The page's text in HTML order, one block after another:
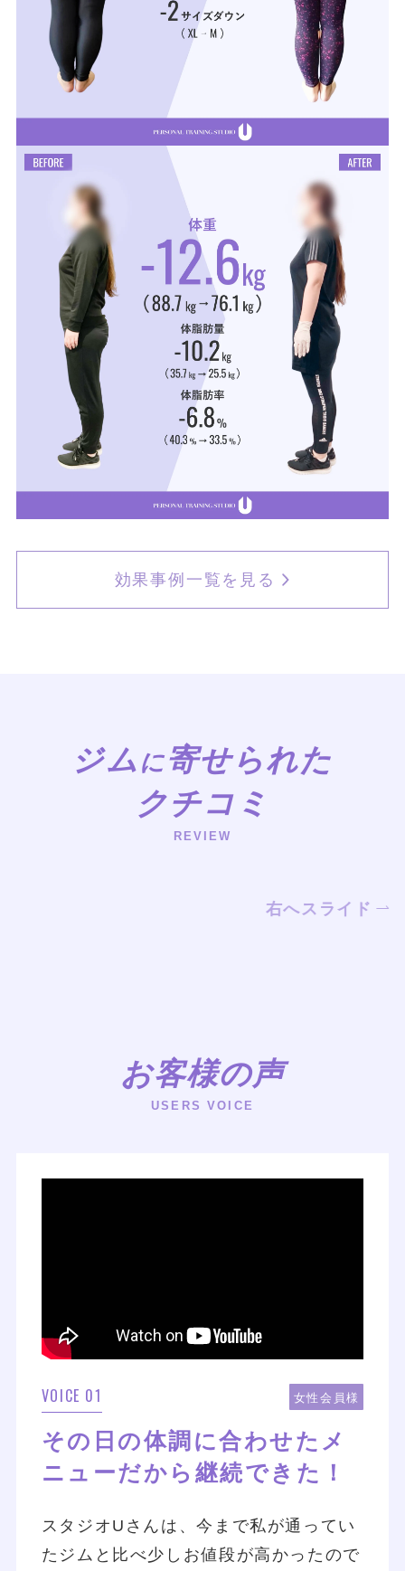
効果事例一覧を見る
ジム に寄せられた
クチコミ
REVIEW
右へスライド
お客様の声
USERS VOICE
VOICE 01 女性会員様
その日の体調に合わせたメ
ニューだから継続できた！
スタジオUさんは、今まで私が通ってい
たジムと比べ少しお値段が高かったので